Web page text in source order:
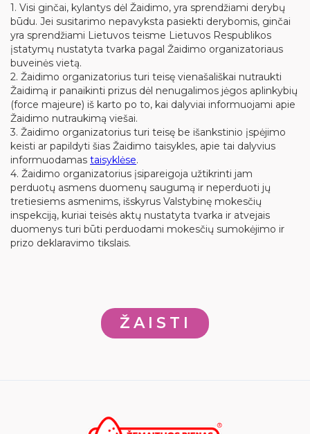
1. Visi ginčai, kylantys dėl Žaidimo, yra sprendžiami derybų
būdu. Jei susitarimo nepavyksta pasiekti derybomis, ginčai
yra sprendžiami Lietuvos teisme Lietuvos Respublikos
įstatymų nustatyta tvarka pagal Žaidimo organizatoriaus
buveinės vietą.
2. Žaidimo organizatorius turi teisę vienašališkai nutraukti
Žaidimą ir panaikinti prizus dėl nenugalimos jėgos aplinkybių
(force majeure) iš karto po to, kai dalyviai informuojami apie
Žaidimo nutraukimą viešai.
3. Žaidimo organizatorius turi teisę be išankstinio įspėjimo
keisti ar papildyti šias Žaidimo taisykles, apie tai dalyvius
informuodamas taisyklėse.
4. Žaidimo organizatorius įsipareigoja užtikrinti jam
perduotų asmens duomenų saugumą ir neperduoti jų
tretiesiems asmenims, išskyrus Valstybinę mokesčių
inspekciją, kuriai teisės aktų nustatyta tvarka ir atvejais
duomenys turi būti perduodami mokesčių sumokėjimo ir
prizo deklaravimo tikslais.
ŽAISTI